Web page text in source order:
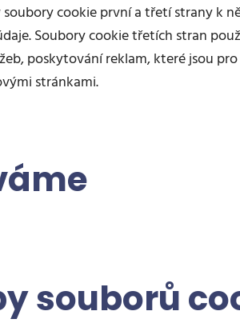
cookie první a třetí strany
Soubory cookie třetích stran
poskytování reklam, které jsou
stránkami.
souborů